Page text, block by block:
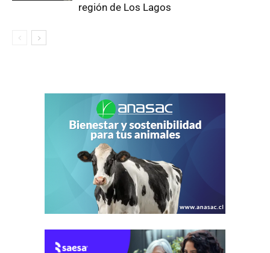
región de Los Lagos